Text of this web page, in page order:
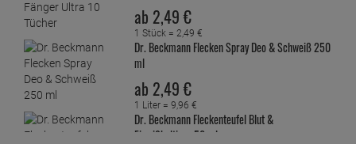
ab 2,49 €
1 Stück =2,49 €
Dr. Beckmann Flecken Spray Deo & Schweiß 250
ml
ab 2,49 €
1 Liter =9,96 €
Dr. Beckmann Fleckenteufel Blut &
Eiweißhaltiges 50 ml